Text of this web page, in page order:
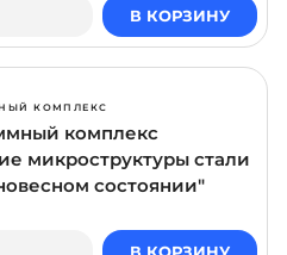
В КОРЗИНУ
КОМПЛЕКС
комплекс
микроструктуры стали
состоянии"